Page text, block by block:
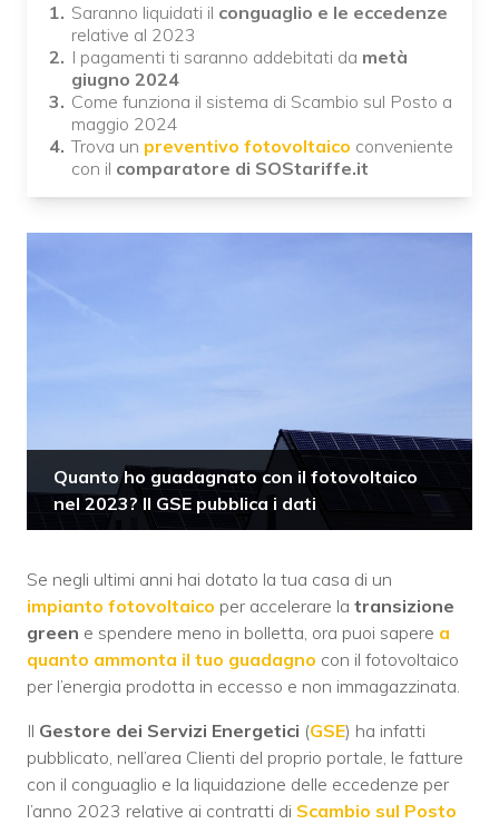
Saranno liquidati il conguaglio e le eccedenze
relative al 2023
I pagamenti ti saranno addebitati da metà
giugno 2024
Come funziona il sistema di Scambio sul Posto a
maggio 2024
Trova un preventivo fotovoltaico conveniente
con il comparatore di SOStariffe.it
Quanto ho guadagnato con il fotovoltaico
nel 2023? Il GSE pubblica i dati
Se negli ultimi anni hai dotato la tua casa di un
impianto fotovoltaico per accelerare la transizione
green e spendere meno in bolletta, ora puoi sapere a
quanto ammonta il tuo guadagno con il fotovoltaico
per l’energia prodotta in eccesso e non immagazzinata.
Il Gestore dei Servizi Energetici (GSE) ha infatti
pubblicato, nell’area Clienti del proprio portale, le fatture
con il conguaglio e la liquidazione delle eccedenze per
l’anno 2023 relative ai contratti di Scambio sul Posto